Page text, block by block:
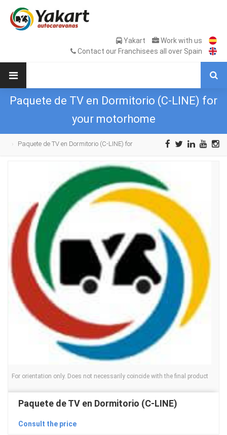
Yakart
Work with us
Contact our Franchisees all over Spain
Paquete de TV en Dormitorio (C-LINE) for
your motorhome
Paquete de TV en Dormitorio (C-LINE) for
For orientation only. Does not necessarily coincide with the final product
Paquete de TV en Dormitorio (C-LINE)
Consult the price